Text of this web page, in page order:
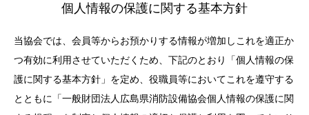
個人情報の保護に関する基本方針
当協会では、会員等からお預かりする情報が増加しこれを適正か
つ有効に利用させていただくため、下記のとおり「個人情報の保
護に関する基本方針」を定め、役職員等においてこれを遵守する
とともに「一般財団法人広島県消防設備協会個人情報の保護に関